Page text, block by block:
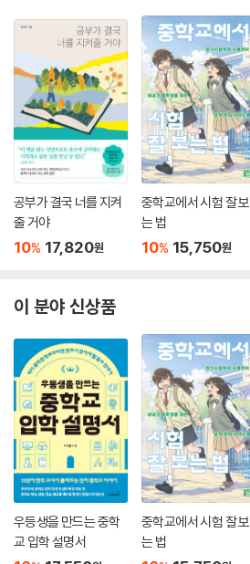
공부가 결국 너를 지켜
줄 거야
10% 17,820원
중학교에서 시험 잘 보
는 법
10% 15,750원
이 분야 신상품
우등생을 만드는 중학
교 입학 설명서
중학교에서 시험 잘 보
는 법